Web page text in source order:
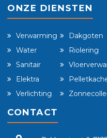
ONZE DIENSTEN
Verwarming
Water
Sanitair
Elektra
Verlichting
Dakgoten
Riolering
CONTACT